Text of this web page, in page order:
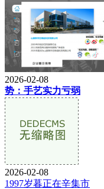
2026-02-08
势：手艺实力亏弱
2026-02-08
1997岁暮正在辛集市